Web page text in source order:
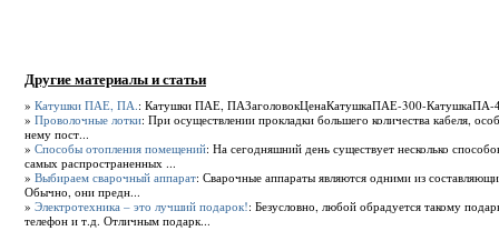
Другие материалы и статьи
» Катушки ПАЕ, ПА.: Катушки ПАЕ, ПАЗаголовокЦенаКатушкаПАЕ-300-
» Проволочные лотки: При осуществлении прокладки большего количества кабеля,
нему пост...
» Способы отопления помещений: На сегодняшний день существует несколько
самых распространенных ...
» Выбираем сварочный аппарат: Сварочные аппараты являются одними из
Обычно, они предн...
» Электротехника – это лучший подарок!: Безусловно, любой обрадуется такому
телефон и т.д. Отличным подарк...